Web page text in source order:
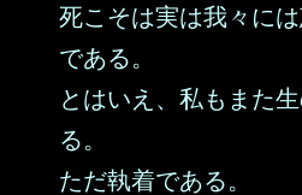
死こそは実は我々に
である。
とはいえ、私もまた
る。
ただ執着である。